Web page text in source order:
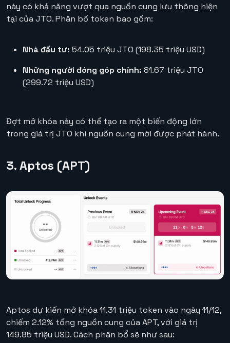
này có khả năng vượt qua nguồn cung lưu thông hiện
tại của JTO. Phân bố token bao gồm:
Nhà đầu tư: 54.05 triệu JTO (198.35 triệu USD)
Những người đóng góp chính: 81.67 triệu JTO
(299.72 triệu USD)
Đợt mở khóa này có thể tạo ra một biến động lớn
trong giá trị JTO khi nguồn cung mới được phát hành.
3. Aptos (APT)
Aptos dự kiến mở khóa 11.31 triệu token vào ngày 11/12,
chiếm 2.12% tổng nguồn cung của APT, với giá trị
149.85 triệu USD. Cách phân bổ sẽ như sau: